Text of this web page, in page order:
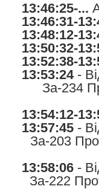
13:46:25-...
13:46:31-
13:48:12-
13:50:32-
13:52:38-
13:53:24-
За-234
13:54:12-
13:57:45 -
За-203
13:58:06 -
За-222